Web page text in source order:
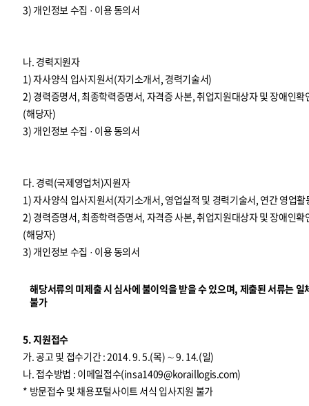
3) 개인정보 수집 · 이용 동의서
나. 경력지원자
1) 자사양식 입사지원서(자기소개서, 경력기술서)
2) 경력증명서, 최종학력증명서, 자격증 사본, 취업지원대상자 및 장애인확
(해당자)
3) 개인정보 수집 · 이용 동의서
다. 경력(국제영업처)지원자
1) 자사양식 입사지원서(자기소개서, 영업실적 및 경력기술서, 연간 영업활
2) 경력증명서, 최종학력증명서, 자격증 사본, 취업지원대상자 및 장애인확
(해당자)
3) 개인정보 수집 · 이용 동의서
해당서류의 미제출 시 심사에 불이익을 받을 수 있으며, 제출된 서류는 일
불가
5. 지원접수
가. 공고 및 접수기간 : 2014. 9. 5.(목) ∼ 9. 14.(일)
나. 접수방법 : 이메일접수(insa1409@koraillogis.com)
* 방문접수 및 채용포털사이트 서식 입사지원 불가